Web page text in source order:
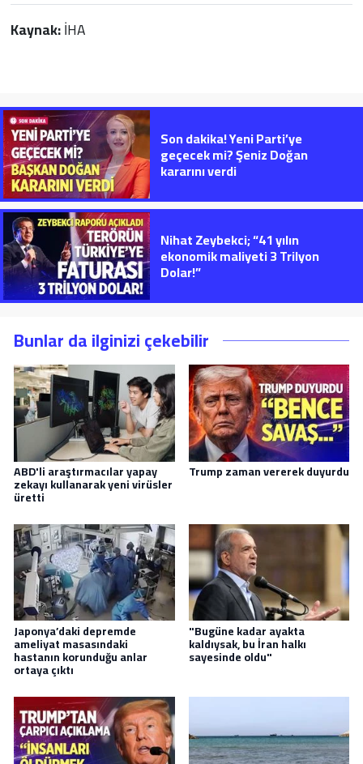
Kaynak:İHA
Son dakika! Yeni Parti’ye
geçecek mi? Şeniz Doğan
kararını verdi
Nihat Zeybekci; “41 yılın
ekonomik maliyeti 3 Trilyon
Dolar!”
Bunlar da ilginizi çekebilir
ABD'li araştırmacılar yapay
zekayı kullanarak yeni virüsler
üretti
Trump zaman vererek duyurdu
Japonya’daki depremde
ameliyat masasındaki
hastanın korunduğu anlar
ortaya çıktı
"Bugüne kadar ayakta
kaldıysak, bu İran halkı
sayesinde oldu"